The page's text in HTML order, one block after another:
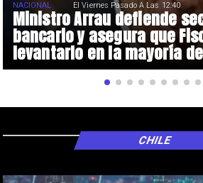
Ministro Arrau defiende
bancario y asegura que
levantarlo en la mayoría
NACIONAL El Viernes Pasado A Las 12:40
CHILE